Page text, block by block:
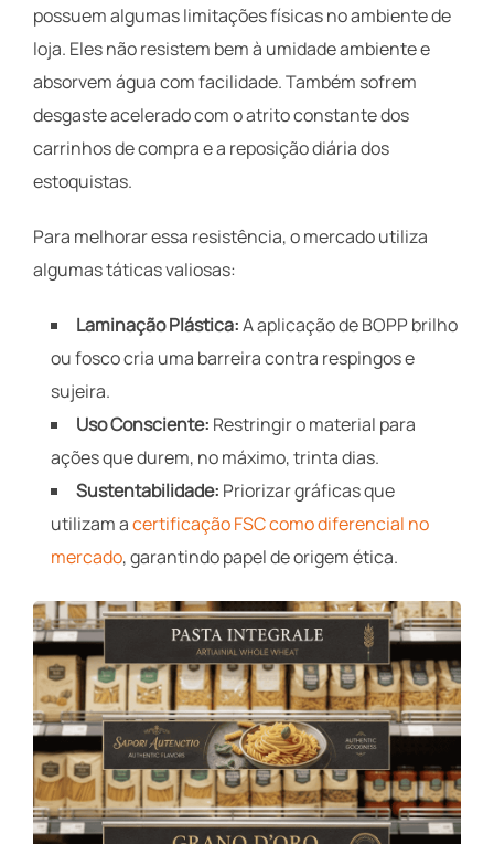
possuem algumas limitações físicas no ambiente de
loja. Eles não resistem bem à umidade ambiente e
absorvem água com facilidade. Também sofrem
desgaste acelerado com o atrito constante dos
carrinhos de compra e a reposição diária dos
estoquistas.
Para melhorar essa resistência, o mercado utiliza
algumas táticas valiosas:
Laminação Plástica:A aplicação de BOPP brilho
ou fosco cria uma barreira contra respingos e
sujeira.
Uso Consciente: Restringir o material para
ações que durem, no máximo, trinta dias.
Sustentabilidade: Priorizar gráficas que
utilizam acertificação FSC como diferencial no
mercado, garantindo papel de origem ética.